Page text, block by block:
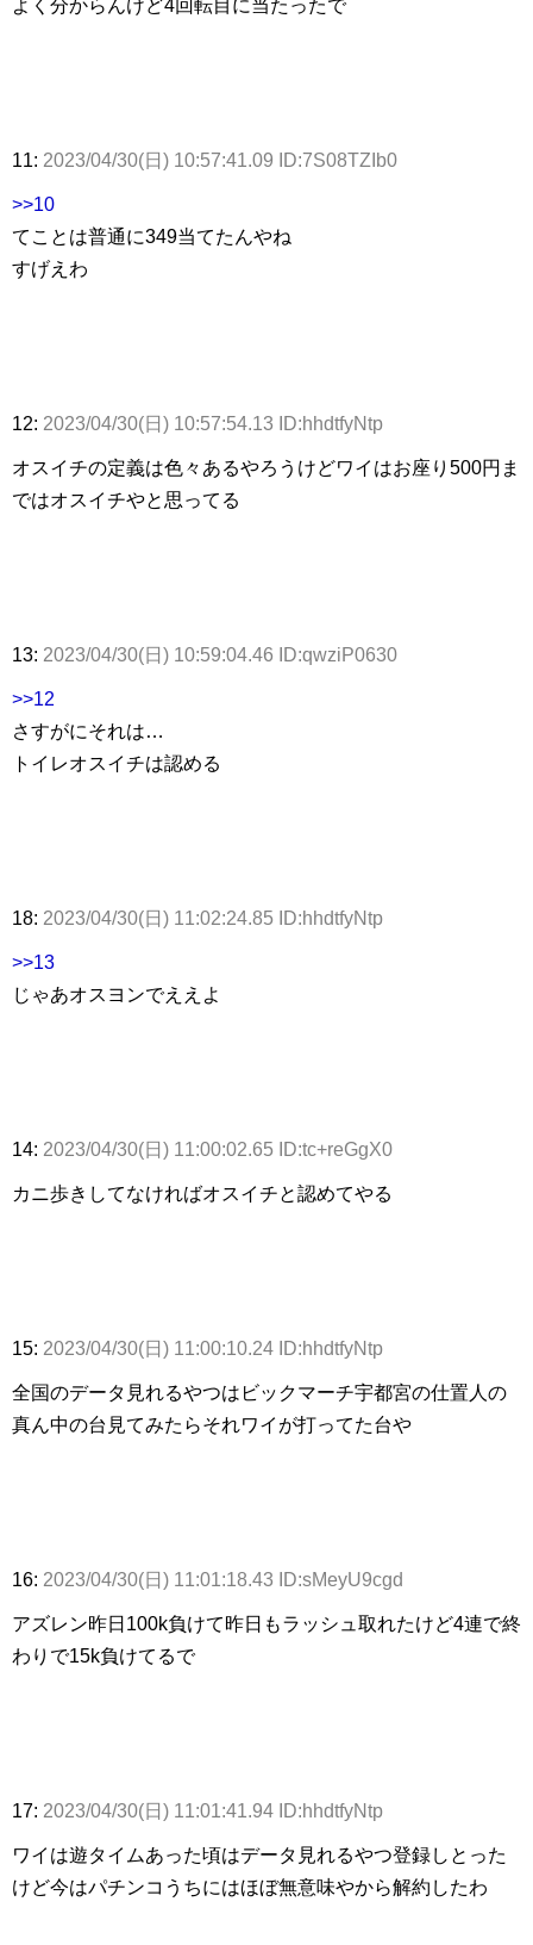
よく分からんけど4回転目に当たったで
11: 2023/04/30(日) 10:57:41.09 ID:7S08TZIb0
>>10
てことは普通に349当てたんやね
すげえわ
12: 2023/04/30(日) 10:57:54.13 ID:hhdtfyNtp
オスイチの定義は色々あるやろうけどワイはお座り500円ま
ではオスイチやと思ってる
13: 2023/04/30(日) 10:59:04.46 ID:qwziP0630
>>12
さすがにそれは…
トイレオスイチは認める
18: 2023/04/30(日) 11:02:24.85 ID:hhdtfyNtp
>>13
じゃあオスヨンでええよ
14: 2023/04/30(日) 11:00:02.65 ID:tc+reGgX0
カニ歩きしてなければオスイチと認めてやる
15: 2023/04/30(日) 11:00:10.24 ID:hhdtfyNtp
全国のデータ見れるやつはビックマーチ宇都宮の仕置人の
真ん中の台見てみたらそれワイが打ってた台や
16: 2023/04/30(日) 11:01:18.43 ID:sMeyU9cgd
アズレン昨日100k負けて昨日もラッシュ取れたけど4連で終
わりで15k負けてるで
17: 2023/04/30(日) 11:01:41.94 ID:hhdtfyNtp
ワイは遊タイムあった頃はデータ見れるやつ登録しとった
けど今はパチンコうちにはほぼ無意味やから解約したわ